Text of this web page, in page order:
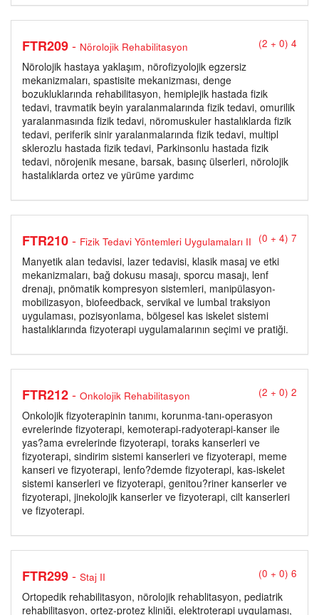
FTR209- Nörolojik Rehabilitasyon (2 + 0) 4
Nörolojik hastaya yaklaşım, nörofizyolojik egzersiz
mekanizmaları, spastisite mekanizması, denge
bozukluklarında rehabilitasyon, hemiplejik hastada fizik
tedavi, travmatik beyin yaralanmalarında fizik tedavi, omurilik
yaralanmasında fizik tedavi, nöromuskuler hastalıklarda fizik
tedavi, periferik sinir yaralanmalarında fizik tedavi, multipl
sklerozlu hastada fizik tedavi, Parkinsonlu hastada fizik
tedavi, nörojenik mesane, barsak, basınç ülserleri, nörolojik
hastalıklarda ortez ve yürüme yardımc
FTR210- Fizik Tedavi Yöntemleri Uygulamaları II (0 + 4) 7
Manyetik alan tedavisi, lazer tedavisi, klasik masaj ve etki
mekanizmaları, bağ dokusu masajı, sporcu masajı, lenf
drenajı, pnömatik kompresyon sistemleri, manipülasyon-
mobilizasyon, biofeedback, servikal ve lumbal traksiyon
uygulaması, pozisyonlama, bölgesel kas iskelet sistemi
hastalıklarında fizyoterapi uygulamalarının seçimi ve pratiği.
FTR212- Onkolojik Rehabilitasyon (2 + 0) 2
Onkolojik fizyoterapinin tanımı, korunma-tanı-operasyon
evrelerinde fizyoterapi, kemoterapi-radyoterapi-kanser ile
yas?ama evrelerinde fizyoterapi, toraks kanserleri ve
fizyoterapi, sindirim sistemi kanserleri ve fizyoterapi, meme
kanseri ve fizyoterapi, lenfo?demde fizyoterapi, kas-iskelet
sistemi kanserleri ve fizyoterapi, genitou?riner kanserler ve
fizyoterapi, jinekolojik kanserler ve fizyoterapi, cilt kanserleri
ve fizyoterapi.
FTR299- Staj II (0 + 0) 6
Ortopedik rehabilitasyon, nörolojik rehablitasyon, pediatrik
rehabilitasyon, ortez-protez kliniği, elektroterapi uygulaması,